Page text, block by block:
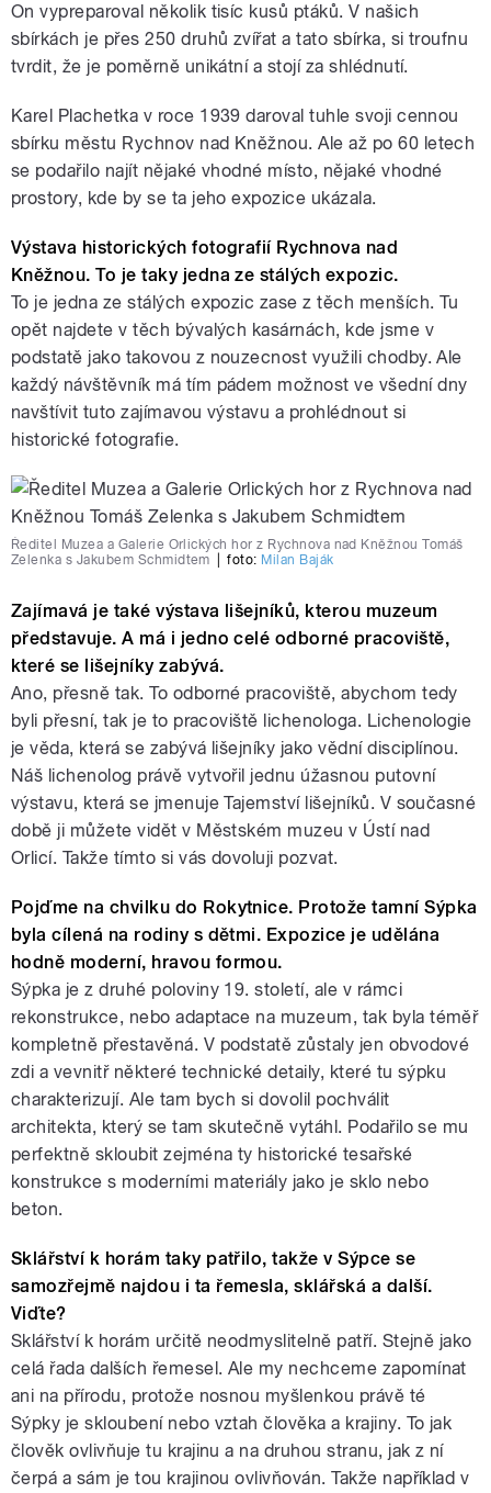
On vypreparoval několik tisíc kusů ptáků. V našich
sbírkách je přes 250 druhů zvířat a tato sbírka, si troufnu
tvrdit, že je poměrně unikátní a stojí za shlédnutí.
Karel Plachetka v roce 1939 daroval tuhle svoji cennou
sbírku městu Rychnov nad Kněžnou. Ale až po 60 letech
se podařilo najít nějaké vhodné místo, nějaké vhodné
prostory, kde by se ta jeho expozice ukázala.
Výstava historických fotografií Rychnova nad
Kněžnou. To je taky jedna ze stálých expozic.
To je jedna ze stálých expozic zase z těch menších. Tu
opět najdete v těch bývalých kasárnách, kde jsme v
podstatě jako takovou z nouzecnost využili chodby. Ale
každý návštěvník má tím pádem možnost ve všední dny
navštívit tuto zajímavou výstavu a prohlédnout si
historické fotografie.
Ředitel Muzea a Galerie Orlických hor z Rychnova nad Kněžnou Tomáš
Zelenka s Jakubem Schmidtem
foto: Milan Baják
Zajímavá je také výstava lišejníků, kterou muzeum
představuje. A má i jedno celé odborné pracoviště,
které se lišejníky zabývá.
Ano, přesně tak. To odborné pracoviště, abychom tedy
byli přesní, tak je to pracoviště lichenologa. Lichenologie
je věda, která se zabývá lišejníky jako vědní disciplínou.
Náš lichenolog právě vytvořil jednu úžasnou putovní
výstavu, která se jmenuje Tajemství lišejníků. V současné
době ji můžete vidět v Městském muzeu v Ústí nad
Orlicí. Takže tímto si vás dovoluji pozvat.
Pojďme na chvilku do Rokytnice. Protože tamní Sýpka
byla cílená na rodiny s dětmi. Expozice je udělána
hodně moderní, hravou formou.
Sýpka je z druhé poloviny 19. století, ale v rámci
rekonstrukce, nebo adaptace na muzeum, tak byla téměř
kompletně přestavěná. V podstatě zůstaly jen obvodové
zdi a vevnitř některé technické detaily, které tu sýpku
charakterizují. Ale tam bych si dovolil pochválit
architekta, který se tam skutečně vytáhl. Podařilo se mu
perfektně skloubit zejména ty historické tesařské
konstrukce s moderními materiály jako je sklo nebo
beton.
Sklářství k horám taky patřilo, takže v Sýpce se
samozřejmě najdou i ta řemesla, sklářská a další.
Viďte?
Sklářství k horám určitě neodmyslitelně patří. Stejně jako
celá řada dalších řemesel. Ale my nechceme zapomínat
ani na přírodu, protože nosnou myšlenkou právě té
Sýpky je skloubení nebo vztah člověka a krajiny. To jak
člověk ovlivňuje tu krajinu a na druhou stranu, jak z ní
čerpá a sám je tou krajinou ovlivňován. Takže například v